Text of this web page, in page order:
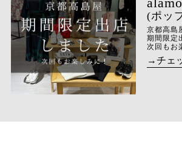
(ポッ
京都高島
期間限定
次回もお
→チェ